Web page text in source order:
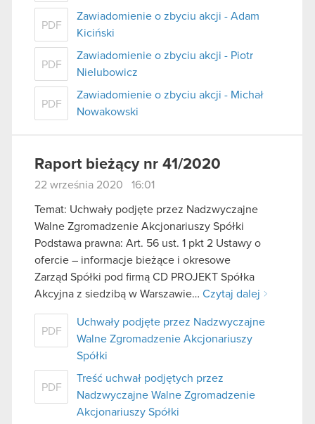
PDF
Zawiadomienie o zbyciu akcji - Adam
Kiciński
PDF
Zawiadomienie o zbyciu akcji - Piotr
Nielubowicz
PDF
Zawiadomienie o zbyciu akcji - Michał
Nowakowski
Raport bieżący nr 41/2020
22 września 2020 16:01
Temat: Uchwały podjęte przez Nadzwyczajne
Walne Zgromadzenie Akcjonariuszy Spółki
Podstawa prawna: Art. 56 ust. 1 pkt 2 Ustawy o
ofercie – informacje bieżące i okresowe
Zarząd Spółki pod firmą CD PROJEKT Spółka
Akcyjna z siedzibą w Warszawie… Czytaj dalej
PDF
Uchwały podjęte przez Nadzwyczajne
Walne Zgromadzenie Akcjonariuszy
Spółki
PDF
Treść uchwał podjętych przez
Nadzwyczajne Walne Zgromadzenie
Akcjonariuszy Spółki